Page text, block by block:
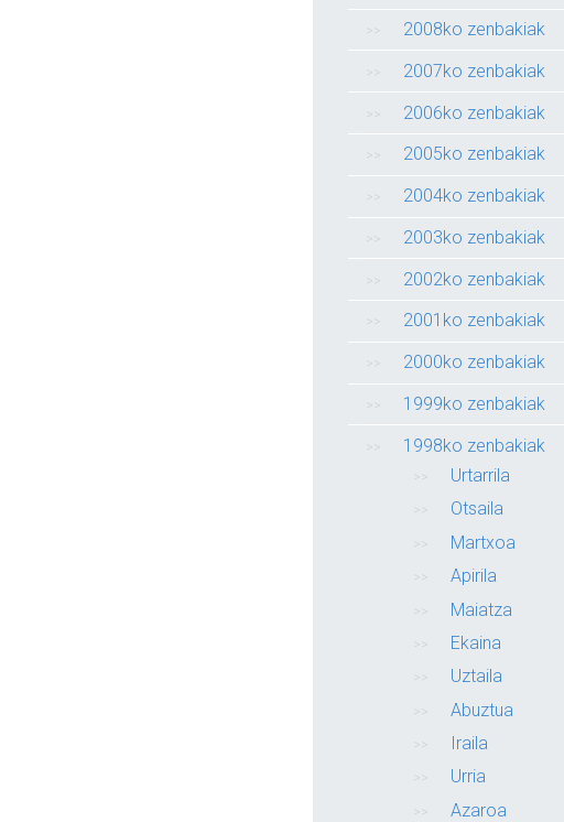
2008ko zenbakiak
2007ko zenbakiak
2006ko zenbakiak
2005ko zenbakiak
2004ko zenbakiak
2003ko zenbakiak
2002ko zenbakiak
2001ko zenbakiak
2000ko zenbakiak
1999ko zenbakiak
1998ko zenbakiak
Urtarrila
Otsaila
Martxoa
Apirila
Maiatza
Ekaina
Uztaila
Abuztua
Iraila
Urria
Azaroa